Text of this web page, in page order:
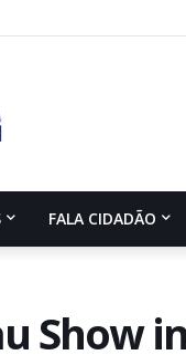
FALA CIDADÃO
Show